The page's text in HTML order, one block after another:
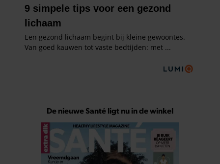
De nieuwe Santé ligt nu in de winkel